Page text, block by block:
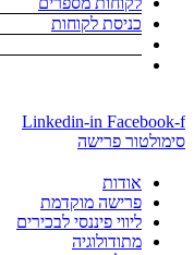
כניסת לקוחות
Linkedin-in Facebook-f
סימולטור פרישה
אודות
פרישה מוקדמת
ליווי פיננסי לבכירים
מתודולוגיה